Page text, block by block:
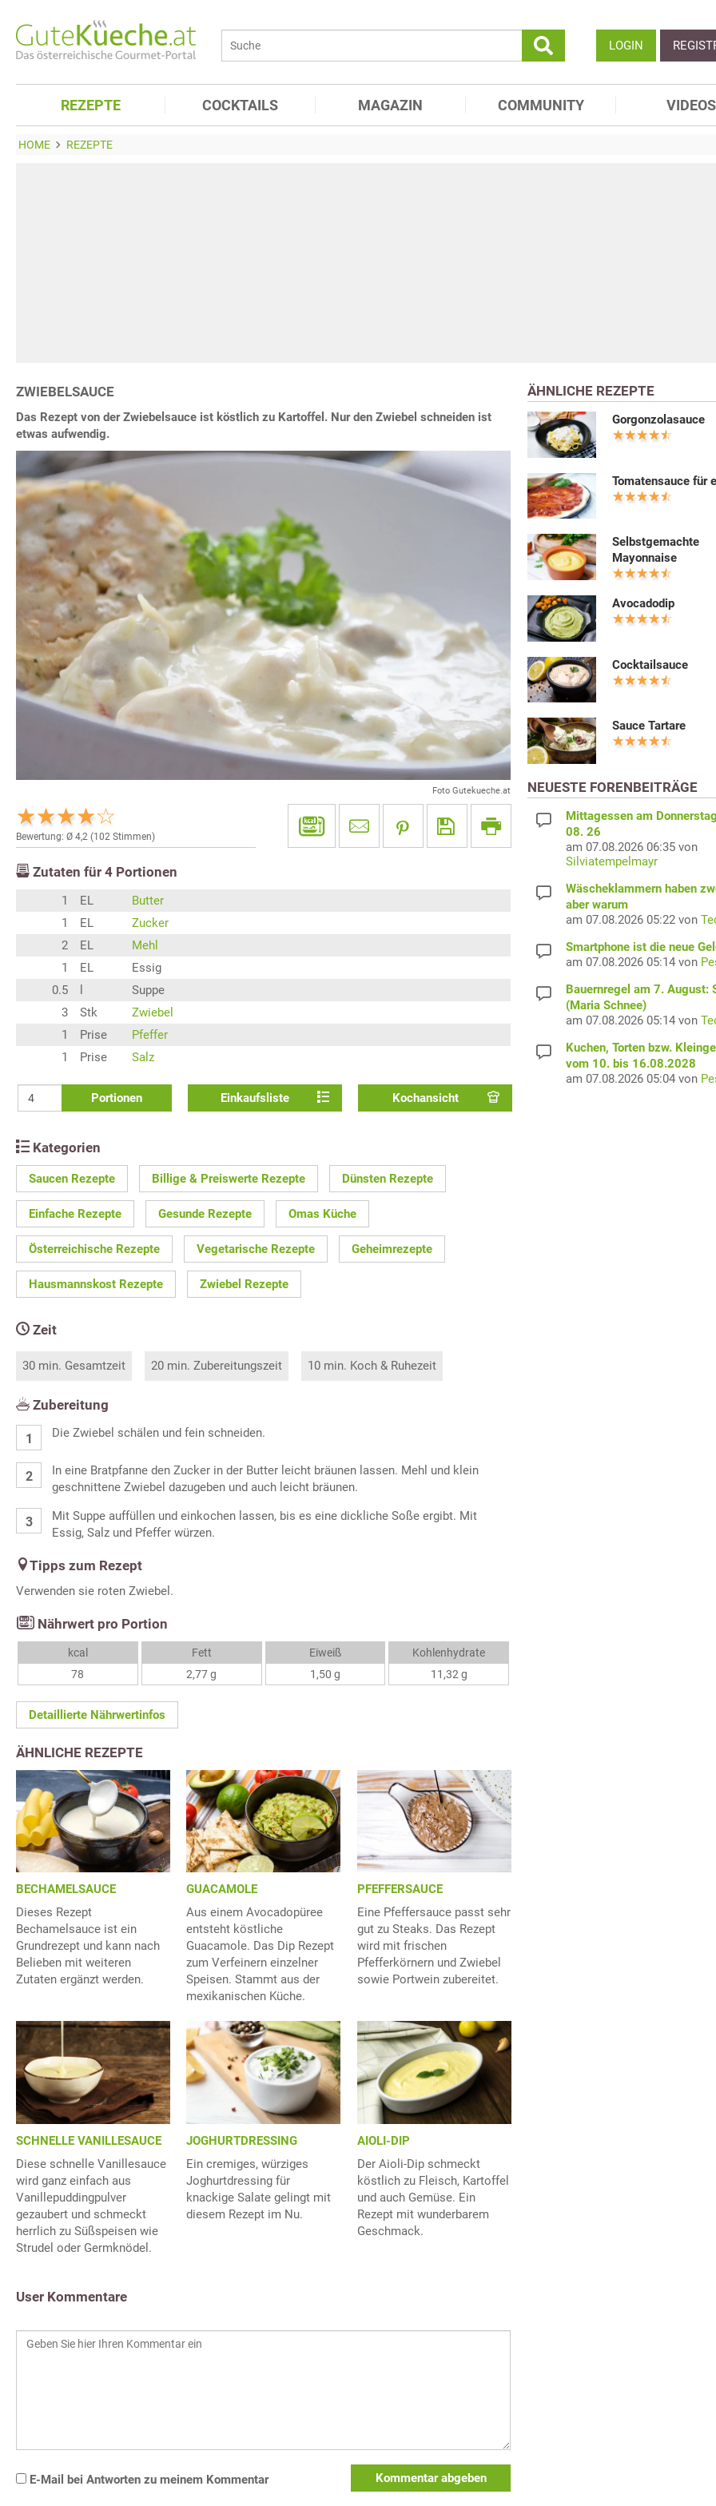
LOGIN
REZEPTE COCKTAILS MAGAZIN COMMUNITY VIDEOS
HOME REZEPTE
ZWIEBELSAUCE
Das Rezept von der Zwiebelsauce ist köstlich zu Kartoffel. Nur den Zwiebel schneiden ist
etwas aufwendig.
Foto Gutekueche.at
Bewertung: Ø 4,2 (102 Stimmen)
Zutaten für 4 Portionen
1 EL
Butter
1
EL
Zucker
2
EL
Mehl
1
EL
Essig
0.5
Suppe
3
Stk
Zwiebel
1
Prise
Pfeffer
1
Prise Salz
Portionen Einkaufsliste Kochansicht
Kategorien
Saucen Rezepte Billige & Preiswerte Rezepte Dünsten Rezepte
Einfache Rezepte Gesunde Rezepte Omas Küche
Österreichische Rezepte Vegetarische Rezepte Geheimrezepte
Hausmannskost Rezepte Zwiebel Rezepte
Zeit
30 min. Gesamtzeit 20 min. Zubereitungszeit 10 min. Koch & Ruhezeit
Zubereitung
Die Zwiebel schälen und fein schneiden.
In eine Bratpfanne den Zucker in der Butter leicht bräunen lassen. Mehl und klein
geschnittene Zwiebel dazugeben und auch leicht bräunen.
Mit Suppe auffüllen und einkochen lassen, bis es eine dickliche Soße ergibt. Mit
Essig, Salz und Pfeffer würzen.
Tipps zum Rezept
Verwenden sie roten Zwiebel.
Nährwert pro Portion
kcal
78
Fett
2,77 g
Eiweiß
1,50 g
Kohlenhydrate
11,32 g
Detaillierte Nährwertinfos
ÄHNLICHE REZEPTE
BECHAMELSAUCE
Dieses Rezept
Bechamelsauce ist ein
Grundrezept und kann nach
Belieben mit weiteren
Zutaten ergänzt werden.
GUACAMOLE
Aus einem Avocadopüree
entsteht köstliche
Guacamole. Das Dip Rezept
zum Verfeinern einzelner
Speisen. Stammt aus der
mexikanischen Küche.
PFEFFERSAUCE
Eine Pfeffersauce passt sehr
gut zu Steaks. Das Rezept
wird mit frischen
Pfefferkörnern und Zwiebel
sowie Portwein zubereitet.
SCHNELLE VANILLESAUCE
Diese schnelle Vanillesauce
wird ganz einfach aus
Vanillepuddingpulver
gezaubert und schmeckt
herrlich zu Süßspeisen wie
Strudel oder Germknödel.
JOGHURTDRESSING
Ein cremiges, würziges
Joghurtdressing für
knackige Salate gelingt mit
diesem Rezept im Nu.
AIOLI-DIP
Der Aioli-Dip schmeckt
köstlich zu Fleisch, Kartoffel
und auch Gemüse. Ein
Rezept mit wunderbarem
Geschmack.
User Kommentare
E-Mail bei Antworten zu meinem Kommentar Kommentar abgeben
ÄHNLICHE REZEPTE
Gorgonzolasauce
Tomatensauce für
Selbstgemachte
Mayonnaise
Avocadodip
Cocktailsauce
Sauce Tartare
NEUESTE FORENBEITRÄGE
Mittagessen am
08. 26
am 07.08.2026 06:35 von
Silviatempelmayr
Wäscheklammern haben
aber warum
am 07.08.2026 05:22 von
Smartphone ist die neue
am 07.08.2026 05:14 von
Bauernregel am 7. August:
(Maria Schnee)
am 07.08.2026 05:14 von
Kuchen, Torten bzw.
vom 10. bis 16.08.2028
am 07.08.2026 05:04 von